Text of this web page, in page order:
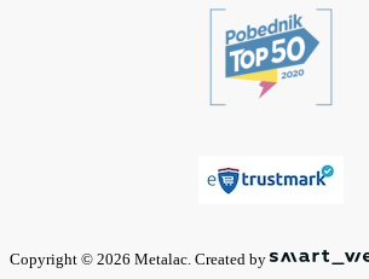
Copyright © 2026 Metalac. Created by